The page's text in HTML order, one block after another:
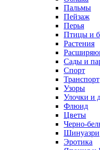
Пальмы
Пейзаж
Перья
Птицы и
Растения
Сады и
Спорт
Транспорт
Узоры
Улочки и
Флюид
Цветы
Черно-
Шинуазри
Эротика